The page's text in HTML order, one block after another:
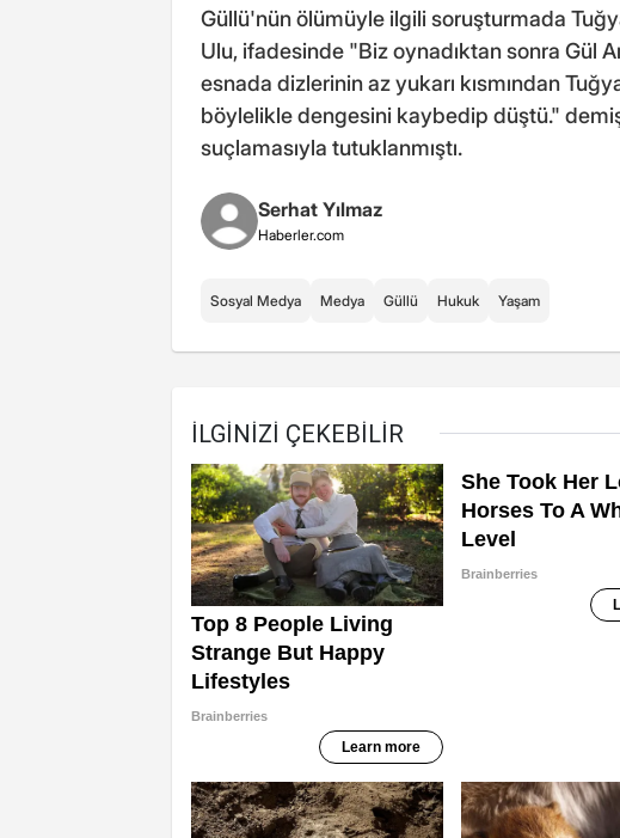
Güllü'nün ölümüyle ilgili soruşturmada
Ulu, ifadesinde "Biz oynadıktan sonra Gül
esnada dizlerinin az yukarı kısmından
böylelikle dengesini kaybedip düştü."
suçlamasıyla tutuklanmıştı.
Serhat Yılmaz
Haberler.com
Sosyal Medya Medya Güllü Hukuk Yaşam